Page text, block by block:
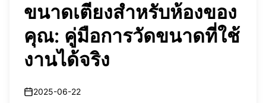
ขนาดเตียงสำหรับห้องของ
คุณ: คู่มือการวัดขนาดที่ใช้
งานได้จริง
2025-06-22